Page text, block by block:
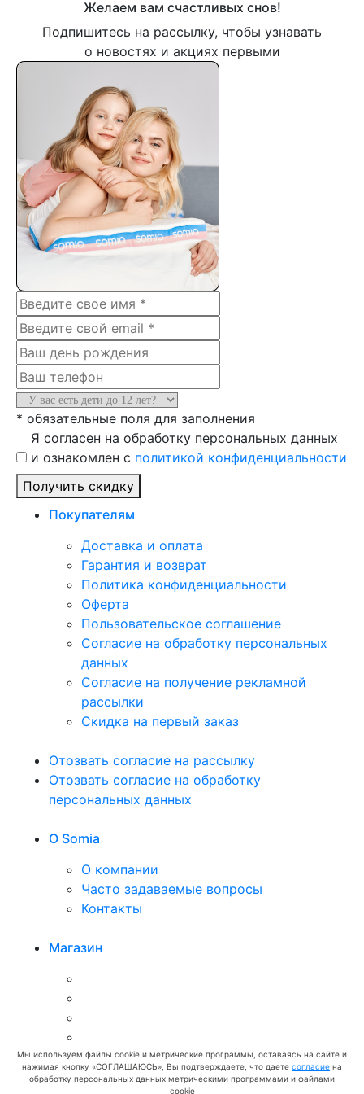
Желаем вам счастливых снов!
Подпишитесь на рассылку, чтобы узнавать
о новостях и акциях первыми
* обязательные поля для заполнения
Я согласен на обработку персональных данных
и ознакомлен с политикой конфиденциальности
Получить скидку
Покупателям
Доставка и оплата
Гарантия и возврат
Политика конфиденциальности
Оферта
Пользовательское соглашение
Согласие на обработку персональных
данных
Согласие на получение рекламной
рассылки
Скидка на первый заказ
Отозвать согласие на рассылку
Отозвать согласие на обработку
персональных данных
O Somia
О компании
Часто задаваемые вопросы
Контакты
Магазин
Мы используем файлы cookie и метрические программы, оставаясь на сайте и
нажимая кнопку «СОГЛАШАЮСЬ», Вы подтверждаете, что даете согласие на
обработку персональных данных метрическими программами и файлами
cookie